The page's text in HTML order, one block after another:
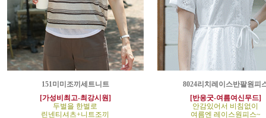
151미미조끼세트니트
[가성비최고-최강시원]
두벌을 한벌로
린넨티셔츠+니트조끼
8024리치레이스반팔원피
[반응굿-여름여신무드]
안감있어서 비침없이
여름엔 레이스원피스~